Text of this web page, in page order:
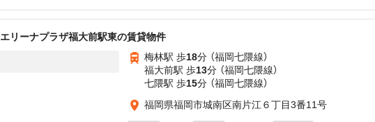
エリーナプラザ福大前駅東の賃貸物件
梅林駅 歩18分 （福岡七隈線）
福大前駅 歩13分 （福岡七隈線）
七隈駅 歩15分 （福岡七隈線）
福岡県福岡市城南区南片江６丁目3番11号